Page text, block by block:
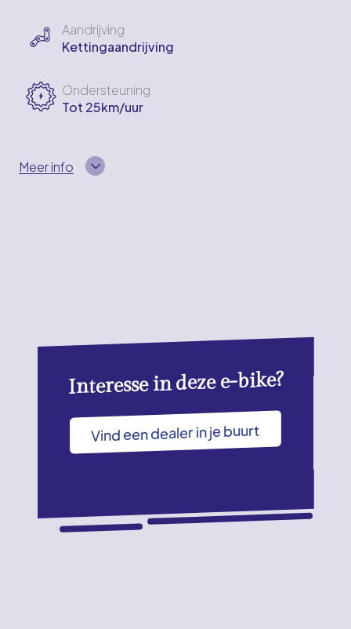
Aandrijving
Kettingaandrijving
Ondersteuning
Tot 25km/uur
Meer info
Interesse in deze e-bike?
Vind een dealer in je buurt